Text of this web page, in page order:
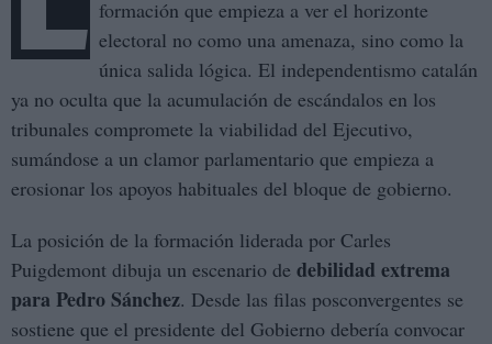
formación que empieza a ver el horizonte
electoral no como una amenaza, sino como la
única salida lógica. El independentismo catalán
ya no oculta que la acumulación de escándalos en los
tribunales compromete la viabilidad del Ejecutivo,
sumándose a un clamor parlamentario que empieza a
erosionar los apoyos habituales del bloque de gobierno.
La posición de la formación liderada por Carles
Puigdemont dibuja un escenario de debilidad extrema
para Pedro Sánchez. Desde las filas posconvergentes se
sostiene que el presidente del Gobierno debería convocar